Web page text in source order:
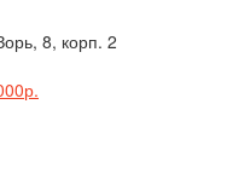
8, корп. 2